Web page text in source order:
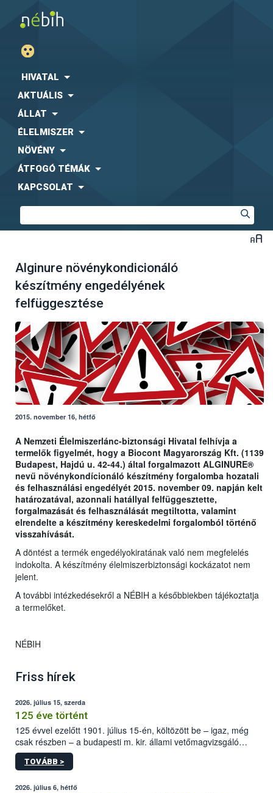
HIVATAL
AKTUÁLIS
ÁLLAT
ÉLELMISZER
NÖVÉNY
ÁTFOGÓ TÉMÁK
KAPCSOLAT
Alginure növénykondicionáló
készítmény engedélyének
felfüggesztése
2015. november 16, hétfő
A Nemzeti Élelmiszerlánc-biztonsági Hivatal felhívja a
termelők figyelmét, hogy a Biocont Magyarország Kft. (1139
Budapest, Hajdú u. 42-44.) által forgalmazott ALGINURE®
nevű növénykondícionáló készítmény forgalomba hozatali
és felhasználási engedélyét 2015. november 09. napján kelt
határozatával, azonnali hatállyal felfüggesztette,
forgalmazását és felhasználását megtiltotta, valamint
elrendelte a készítmény kereskedelmi forgalomból történő
visszahívását.
A döntést a termék engedélyokiratának való nem megfelelés
indokolta. A készítmény élelmiszerbiztonsági kockázatot nem
jelent.
A további intézkedésekről a NÉBIH a későbbiekben tájékoztatja
a termelőket.
NÉBIH
Friss hírek
2026. július 15, szerda
125 éve történt
125 évvel ezelőtt 1901. július 15-én, költözött be – igaz, még
csak részben – a budapesti m. kir. állami vetőmagvizsgáló
állomás a Kis Rókus utca 15. szám alatti, Czigler Győző által
tervezett új épületébe.
TOVÁBB >
2026. július 6, hétfő